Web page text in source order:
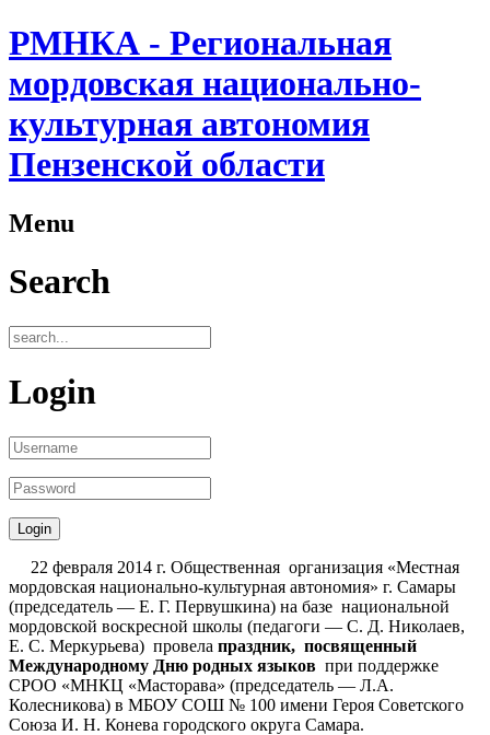
РМНКА - Региональная
мордовская национально-
культурная автономия
Пензенской области
Menu
Search
Login
22 февраля 2014 г. Общественная организация «Местная
мордовская национально-культурная автономия» г. Самары
(председатель — Е. Г. Первушкина) на базе национальной
мордовской воскресной школы (педагоги — С. Д. Николаев,
Е. С. Меркурьева) провела праздник, посвященный
Международному Дню родных языков при поддержке
СРОО «МНКЦ «Масторава» (председатель — Л.А.
Колесникова) в МБОУ СОШ № 100 имени Героя Советского
Союза И. Н. Конева городского округа Самара.